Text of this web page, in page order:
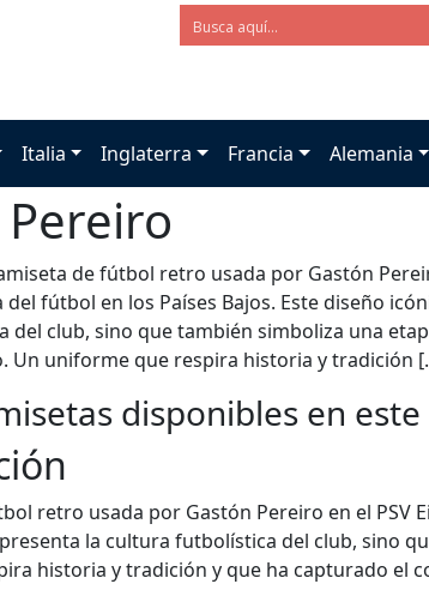
Italia Inglaterra Francia Alemania
de fútbol retro usada por Gastón
fútbol en los Países Bajos. Este diseño
del club, sino que también simboliza una
Un uniforme que respira historia y tradición
disponibles en
retro usada por Gastón Pereiro en el PSV
la cultura futbolística del club, sino
historia y tradición y que ha capturado el